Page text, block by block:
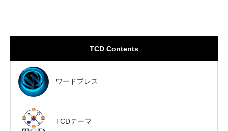
TCD Contents
ワードプレス
TCDテーマ